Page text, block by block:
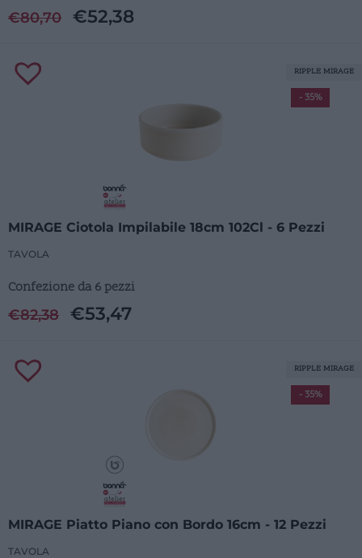
€80,70 €52,38
MIRAGE Ciotola Impilabile 18cm 102Cl - 6 Pezzi
TAVOLA
Confezione da 6 pezzi
€82,38 €53,47
- 35%
RIPPLE MIRAGE
MIRAGE Piatto Piano con Bordo 16cm - 12 Pezzi
TAVOLA
- 35%
RIPPLE MIRAGE